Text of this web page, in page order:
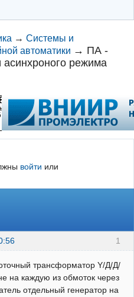
→Системы и
автоматики → ПА -
асинхроного режима
войти или
1
трансформатор Y/Д/Д/
на каждую из обмоток через
отдельный генератор на